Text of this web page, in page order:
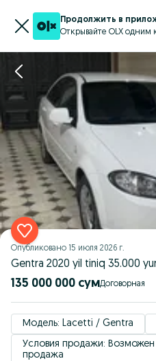
Продолжить в
Открывайте OLX одним
Опубликовано 15 июля 2026 г.
Gentra 2020 yil tiniq 35.000
135 000 000 сум Договорная
Модель: Lacetti / Gentra
Условия продажи:
продажа